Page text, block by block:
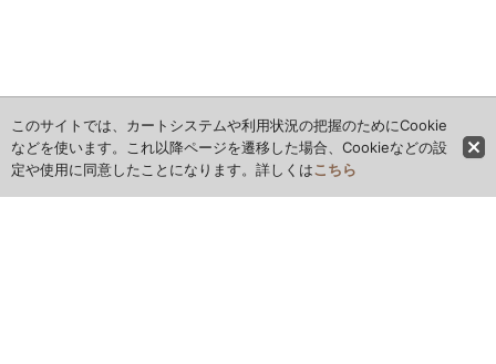
このサイトでは、カートシステムや利用状況の把握のためにCookie
などを使います。これ以降ページを遷移した場合、Cookieなどの設
定や使用に同意したことになります。詳しくはこちら